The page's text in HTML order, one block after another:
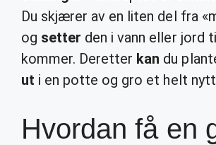
Du skjærer av en liten del fra
og setter den i vann eller jord
kommer. Deretter kan du
ut i en potte og gro et helt nytt
Hvordan få en